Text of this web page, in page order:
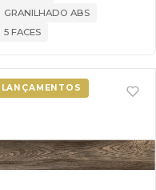
GRANILHADO ABS
5 FACES
LANÇAMENTOS